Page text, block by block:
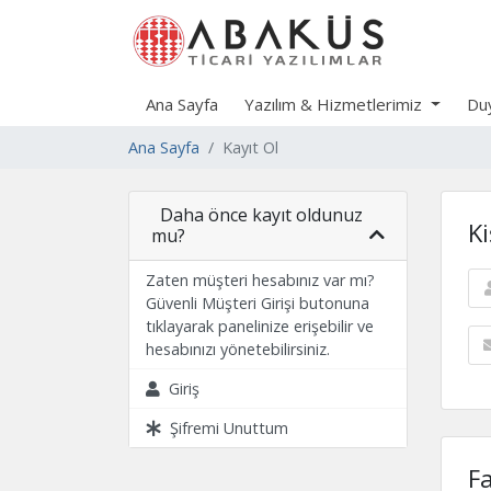
Ana Sayfa Yazılım & Hizmetlerimiz
Ana Sayfa Kayıt Ol
Daha önce kayıt oldunuz
mu?
Zaten müşteri hesabınız var mı?
Güvenli Müşteri Girişi butonuna
tıklayarak panelinize erişebilir ve
hesabınızı yönetebilirsiniz.
Giriş
Şifremi Unuttum